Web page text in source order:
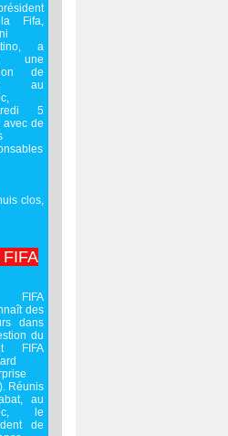
Fifa,
a
une
de
au
5
avec de
clos,
FIFA
des
dans
du
FIFA
Réunis
au
le
de